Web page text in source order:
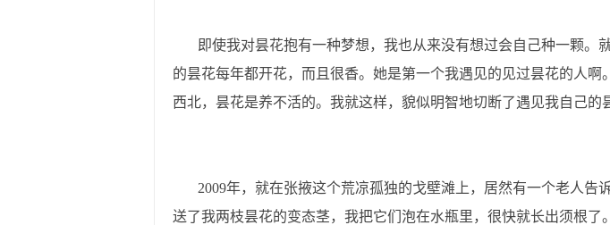
即使我对昙花抱有一种梦想，我也从来没有想过会自己种一颗。
的昙花每年都开花，而且很香。她是第一个我遇见的见过昙花的人
西北，昙花是养不活的。我就这样，貌似明智地切断了遇见我自己的
2009年，就在张掖这个荒凉孤独的戈壁滩上，居然有一个老人告
送了我两枝昙花的变态茎，我把它们泡在水瓶里，很快就长出须根